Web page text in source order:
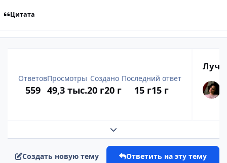
Цитата
Ответов
559
Просмотры
49,3 тыс.
Создано
20 г20 г
Последний ответ
15 г15 г
Развернуть обзор темы
Создать новую тему Ответить на эту тему